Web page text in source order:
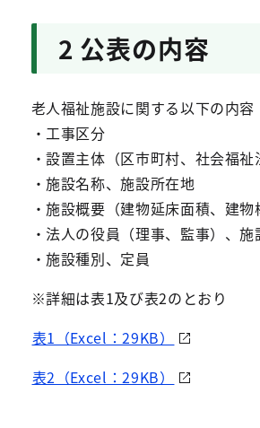
2 公表の内容
老人福祉施設に関する以下の内容
・工事区分
・設置主体（区市町村、社会福
・施設名称、施設所在地
・施設概要（建物延床面積、建物
・法人の役員（理事、監事）、
・施設種別、定員
※詳細は表1及び表2のとおり
表1（Excel：29KB）
表2（Excel：29KB）